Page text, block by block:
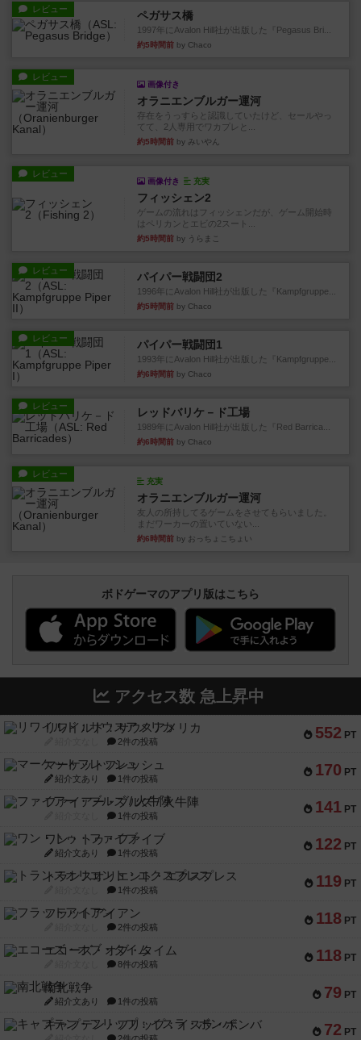
レビュー ペガサス橋
1997年にAvalon Hill社が出版した『Pegasus Bri...
約5時間前 by Chaco
レビュー
画像付き
オラニエンブルガー運河
存在をうっすらと認識していたけど、セールやっ
てて、2人専用でワカプレと...
約5時間前 by みいやん
レビュー
画像付き 充実
フィッシェン2
ゲームの流れはフィッシェンだが、ゲーム開始時
はペリカンとエビの2スート...
約5時間前 by うらまこ
レビュー パイパー戦闘団2
1996年にAvalon Hill社が出版した『Kampfgruppe...
約5時間前 by Chaco
レビュー パイパー戦闘団1
1993年にAvalon Hill社が出版した『Kampfgruppe...
約6時間前 by Chaco
レビュー レッドバリケ－ド工場
1989年にAvalon Hill社が出版した『Red Barrica...
約6時間前 by Chaco
レビュー
充実
オラニエンブルガー運河
友人の所持してるゲームをさせてもらいました。
まだワーカーの置いていない...
約6時間前 by おっちょこちょい
ボドゲーマのアプリ版はこちら
アクセス数 急上昇中
552 PT
リワイルド：サウスアメリカ
2件の投稿
170 PT
マーケットフレッシュ
紹介文あり 1件の投稿
141 PT
ファイアー・ブルズ / 火牛陣
1件の投稿
122 PT
ワン・トゥ・ファイブ
紹介文あり 1件の投稿
119 PT
トランスオリエント・エクスプレス
1件の投稿
118 PT
フラットアイアン
2件の投稿
118 PT
エコーズ・オブ・タイム
8件の投稿
79 PT
南北戦争
紹介文あり 1件の投稿
72 PT
キャプテン・フリップ：イスラ・ボンバ